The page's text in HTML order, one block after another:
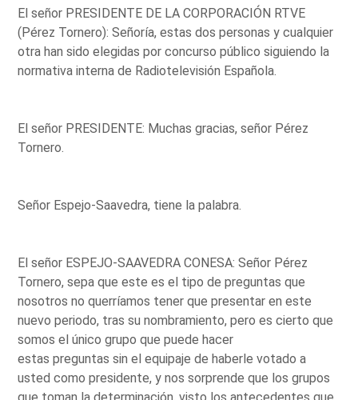
El señor PRESIDENTE DE LA CORPORACIÓN RTVE
(Pérez Tornero): Señoría, estas dos personas y cualquier
otra han sido elegidas por concurso público siguiendo la
normativa interna de Radiotelevisión Española.
El señor PRESIDENTE: Muchas gracias, señor Pérez
Tornero.
Señor Espejo-Saavedra, tiene la palabra.
El señor ESPEJO-SAAVEDRA CONESA: Señor Pérez
Tornero, sepa que este es el tipo de preguntas que
nosotros no querríamos tener que presentar en este
nuevo periodo, tras su nombramiento, pero es cierto que
somos el único grupo que puede hacer
estas preguntas sin el equipaje de haberle votado a
usted como presidente, y nos sorprende que los grupos
que toman la determinación, visto los antecedentes que